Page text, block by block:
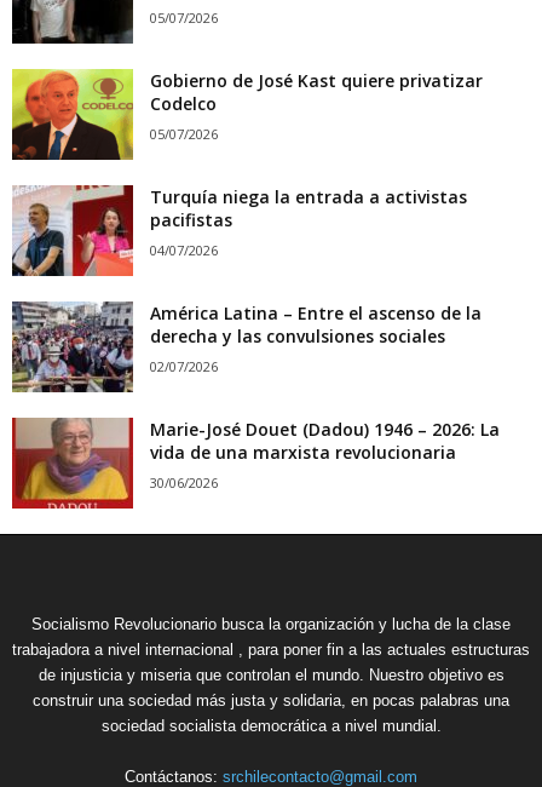
05/07/2026
Gobierno de José Kast quiere privatizar
Codelco
05/07/2026
Turquía niega la entrada a activistas
pacifistas
04/07/2026
América Latina – Entre el ascenso de la
derecha y las convulsiones sociales
02/07/2026
Marie-José Douet (Dadou) 1946 – 2026: La
vida de una marxista revolucionaria
30/06/2026
Socialismo Revolucionario busca la organización y lucha de la clase
trabajadora a nivel internacional , para poner fin a las actuales estructuras
de injusticia y miseria que controlan el mundo. Nuestro objetivo es
construir una sociedad más justa y solidaria, en pocas palabras una
sociedad socialista democrática a nivel mundial.
Contáctanos: srchilecontacto@gmail.com